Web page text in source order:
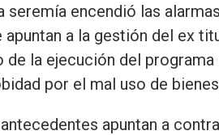
seremía encendió las
apuntan a la gestión del ex
de la ejecución del
por el mal uso de
apuntan a